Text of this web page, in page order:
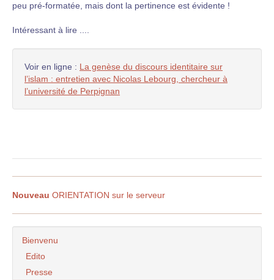
peu pré-formatée, mais dont la pertinence est évidente !
Intéressant à lire ....
Voir en ligne : La genèse du discours identitaire sur
l’islam : entretien avec Nicolas Lebourg, chercheur à
l’université de Perpignan
Nouveau ORIENTATION sur le serveur
Bienvenu
Edito
Presse